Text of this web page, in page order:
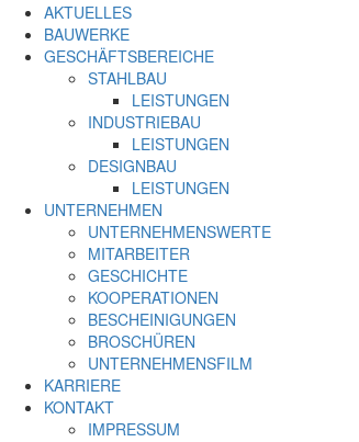
AKTUELLES
BAUWERKE
GESCHÄFTSBEREICHE
STAHLBAU
LEISTUNGEN
INDUSTRIEBAU
LEISTUNGEN
DESIGNBAU
LEISTUNGEN
UNTERNEHMEN
UNTERNEHMENSWERTE
MITARBEITER
GESCHICHTE
KOOPERATIONEN
BESCHEINIGUNGEN
BROSCHÜREN
UNTERNEHMENSFILM
KARRIERE
KONTAKT
IMPRESSUM